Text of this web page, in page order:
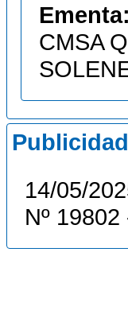
Ementa:
CMSA
14/05/
Nº